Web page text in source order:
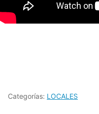
Categorías: LOCALES